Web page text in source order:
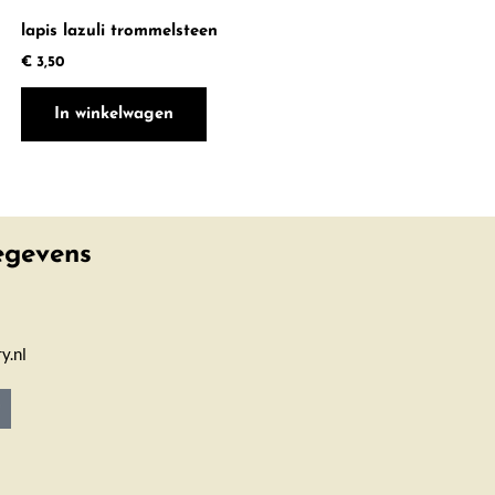
lapis lazuli trommelsteen
€ 3,50
In winkelwagen